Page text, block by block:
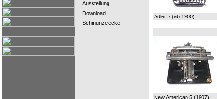
Ausstellung
Download
Schmunzelecke
Adler 7 (ab 1900)
New American 5 (1907)